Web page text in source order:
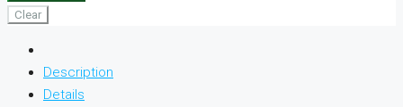
Clear
Description
Details